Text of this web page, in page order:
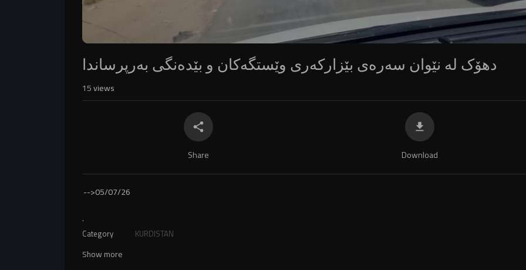
دهۆک لە نێوان سەرەی بێزارکەری وێستگەکان و بێدەنگی بەرپرساندا
15views
Share Download
-->05/07/26
.
Category KURDISTAN
Show more